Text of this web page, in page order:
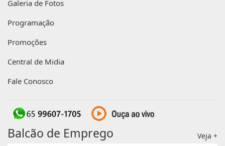
Galeria de Fotos
Programação
Promoções
Central de Midia
Fale Conosco
Balcão de Emprego
Veja +